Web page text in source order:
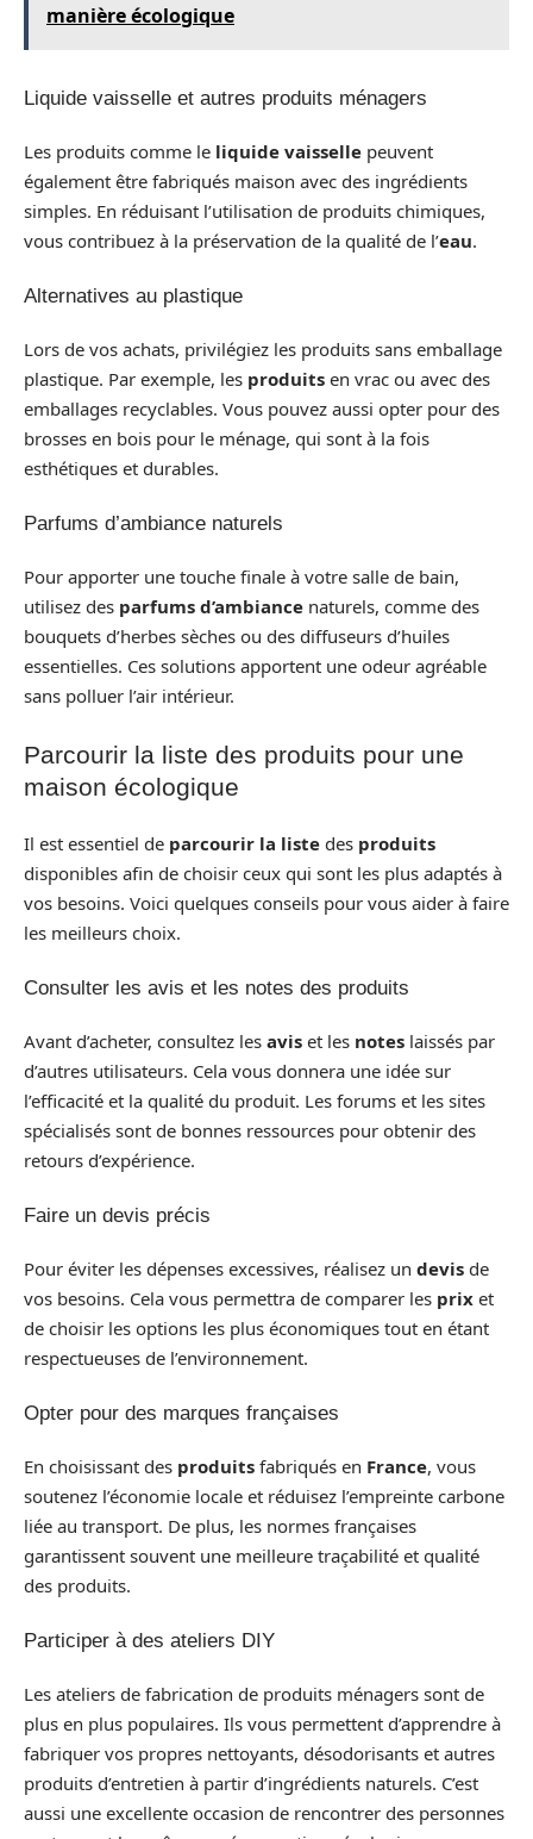
manière écologique
Liquide vaisselle et autres produits ménagers
Les produits comme le liquide vaisselle peuvent
également être fabriqués maison avec des ingrédients
simples. En réduisant l’utilisation de produits chimiques,
vous contribuez à la préservation de la qualité de l’eau.
Alternatives au plastique
Lors de vos achats, privilégiez les produits sans emballage
plastique. Par exemple, les produits en vrac ou avec des
emballages recyclables. Vous pouvez aussi opter pour des
brosses en bois pour le ménage, qui sont à la fois
esthétiques et durables.
Parfums d’ambiance naturels
Pour apporter une touche finale à votre salle de bain,
utilisez des parfums d’ambiance naturels, comme des
bouquets d’herbes sèches ou des diffuseurs d’huiles
essentielles. Ces solutions apportent une odeur agréable
sans polluer l’air intérieur.
Parcourir la liste des produits pour une
maison écologique
Il est essentiel de parcourir la liste des produits
disponibles afin de choisir ceux qui sont les plus adaptés à
vos besoins. Voici quelques conseils pour vous aider à faire
les meilleurs choix.
Consulter les avis et les notes des produits
Avant d’acheter, consultez les avis et les notes laissés par
d’autres utilisateurs. Cela vous donnera une idée sur
l’efficacité et la qualité du produit. Les forums et les sites
spécialisés sont de bonnes ressources pour obtenir des
retours d’expérience.
Faire un devis précis
Pour éviter les dépenses excessives, réalisez un devis de
vos besoins. Cela vous permettra de comparer les prix et
de choisir les options les plus économiques tout en étant
respectueuses de l’environnement.
Opter pour des marques françaises
En choisissant des produits fabriqués en France, vous
soutenez l’économie locale et réduisez l’empreinte carbone
liée au transport. De plus, les normes françaises
garantissent souvent une meilleure traçabilité et qualité
des produits.
Participer à des ateliers DIY
Les ateliers de fabrication de produits ménagers sont de
plus en plus populaires. Ils vous permettent d’apprendre à
fabriquer vos propres nettoyants, désodorisants et autres
produits d’entretien à partir d’ingrédients naturels. C’est
aussi une excellente occasion de rencontrer des personnes